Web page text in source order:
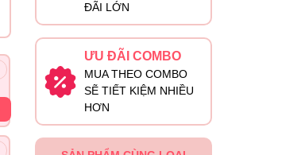
ĐÃI LỚN
ƯU ĐÃI COMBO
MUA THEO COMBO
SẼ TIẾT KIỆM NHIỀU
HƠN